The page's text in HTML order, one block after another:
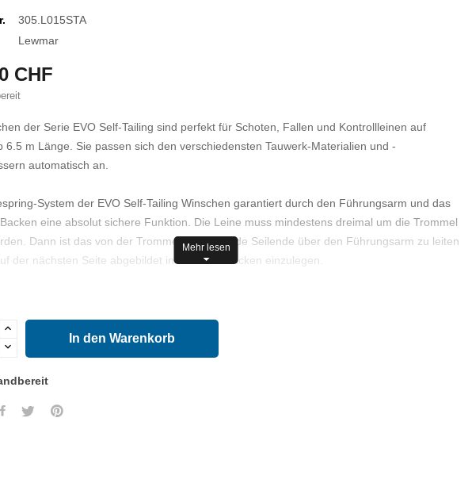
305.L015STA
Lewmar
CHF
der Serie EVO Self-Tailing sind perfekt für Schoten, Fallen und Kontrollleinen auf
6.5 m Länge. Sie passen sich den verschiedensten Tauwerk-Materialien und -
automatisch an.
System der EVO Self-Tailing Winschen garantiert durch den Führungsarm und das
eine absolut sichere Funktion. Die Leine muss mindestens dreimal um die Trommel
Dann ist das von der Trommel weglaufende Seilende über den Führungsarm zu leiten
der nächsten Seite abgebildet in die Federbacken einzulegen.
Montage
für Drehrichtung
drei Ausführungen, Aluminium schwarz, grau und Bronze verchromt
zur Elektrowinsch (ab Grösse 40 ST)
8 - 12 mm
Mehr lesen
In den Warenkorb